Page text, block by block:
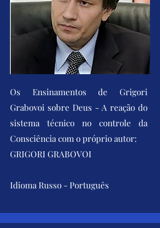
Os Ensinamentos de Grigori
Grabovoi sobre Deus - A reação do
sistema técnico no controle da
Consciência com o próprio autor:
GRIGORI GRABOVOI
Idioma Russo - Português